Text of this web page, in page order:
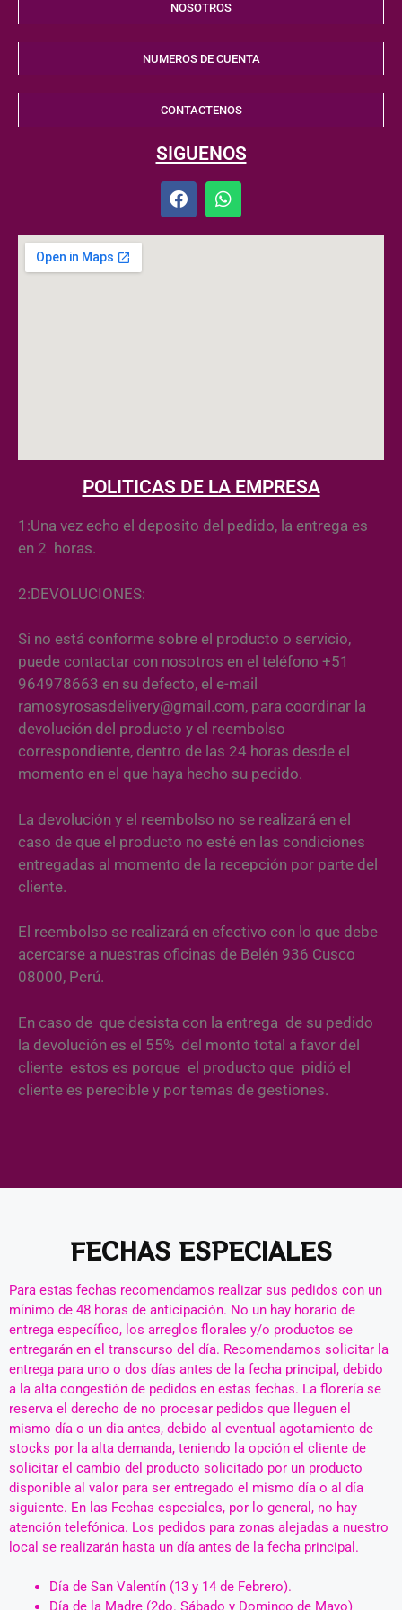
NOSOTROS
NUMEROS DE CUENTA
CONTACTENOS
SIGUENOS
POLITICAS DE LA EMPRESA
1:Una vez echo el deposito del pedido, la entrega es
en 2 horas.
2:DEVOLUCIONES:
Si no está conforme sobre el producto o servicio,
puede contactar con nosotros en el teléfono +51
964978663 en su defecto, el e-mail
ramosyrosasdelivery@gmail.com, para coordinar la
devolución del producto y el reembolso
correspondiente, dentro de las 24 horas desde el
momento en el que haya hecho su pedido.
La devolución y el reembolso no se realizará en el
caso de que el producto no esté en las condiciones
entregadas al momento de la recepción por parte del
cliente.
El reembolso se realizará en efectivo con lo que debe
acercarse a nuestras oficinas de Belén 936 Cusco
08000, Perú.
En caso de que desista con la entrega de su pedido
la devolución es el 55% del monto total a favor del
cliente estos es porque el producto que pidió el
cliente es perecible y por temas de gestiones.
FECHAS ESPECIALES
Para estas fechas recomendamos realizar sus pedidos con un
mínimo de 48 horas de anticipación. No un hay horario de
entrega específico, los arreglos florales y/o productos se
entregarán en el transcurso del día. Recomendamos solicitar la
entrega para uno o dos días antes de la fecha principal, debido
a la alta congestión de pedidos en estas fechas. La florería se
reserva el derecho de no procesar pedidos que lleguen el
mismo día o un dia antes, debido al eventual agotamiento de
stocks por la alta demanda, teniendo la opción el cliente de
solicitar el cambio del producto solicitado por un producto
disponible al valor para ser entregado el mismo día o al día
siguiente. En las Fechas especiales, por lo general, no hay
atención telefónica. Los pedidos para zonas alejadas a nuestro
local se realizarán hasta un día antes de la fecha principal.
Día de San Valentín (13 y 14 de Febrero).
Día de la Madre (2do. Sábado y Domingo de Mayo)